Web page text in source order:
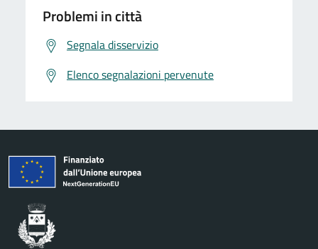
Problemi in città
Segnala disservizio
Elenco segnalazioni pervenute